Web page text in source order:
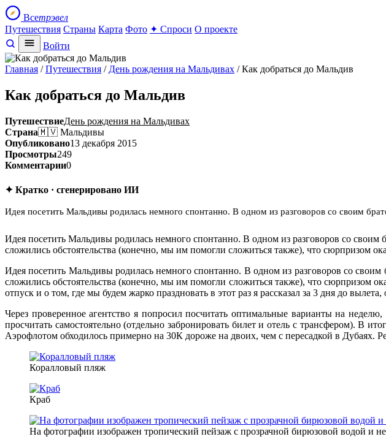
Всетрэвел
Путешествия Страны Карта Фото ✦ Спроси О проекте
Войти
Главная /Путешествия / День рождения на Мальдивах / Как добраться до Мальдив
Как добраться до Мальдив
ПутешествиеДень рождения на Мальдивах
Страна🇲🇻 Мальдивы
Опубликовано13 декабря 2015
Просмотры249
Комментарии0
✦ Кратко · сгенерировано ИИ
Идея посетить Мальдивы родилась немного спонтанно. В одном из разговоров со своим
Идея посетить Мальдивы родилась немного спонтанно. В одном из разговоров со
сложились обстоятельства (конечно, мы им помогли сложиться также), что сюрпризом
Идея посетить Мальдивы родилась немного спонтанно. В одном из разговоров со
сложились обстоятельства (конечно, мы им помогли сложиться также), что сюрпризом
отпуск и о том, где мы будем жарко праздновать в этот раз я рассказал за 3 дня до
Через проверенное агентство я попросил посчитать оптимальные варианты на
просчитать самостоятельно (отдельно забронировать билет и отель с трансфером). В
Аэрофлотом обходилось примерно на 30К дороже на двоих, чем с пересадкой в Дубаях.
Коралловый пляж
Краб
На фотографии изображен тропический пейзаж с прозрачной бирюзовой водой и